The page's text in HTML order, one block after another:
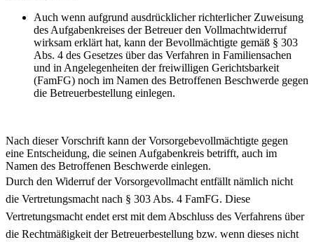
Auch wenn aufgrund ausdrücklicher richterlicher Zuweisung
des Aufgabenkreises der Betreuer den Vollmachtwiderruf
wirksam erklärt hat, kann der Bevollmächtigte gemäß § 303
Abs. 4 des Gesetzes über das Verfahren in Familiensachen
und in Angelegenheiten der freiwilligen Gerichtsbarkeit
(FamFG) noch im Namen des Betroffenen Beschwerde gegen
die Betreuerbestellung einlegen.
Nach dieser Vorschrift kann der Vorsorgebevollmächtigte gegen
eine Entscheidung, die seinen Aufgabenkreis betrifft, auch im
Namen des Betroffenen Beschwerde einlegen.
Durch den Widerruf der Vorsorgevollmacht entfällt nämlich nicht
die Vertretungsmacht nach § 303 Abs. 4 FamFG. Diese
Vertretungsmacht endet erst mit dem Abschluss des Verfahrens über
die Rechtmäßigkeit der Betreuerbestellung bzw. wenn dieses nicht